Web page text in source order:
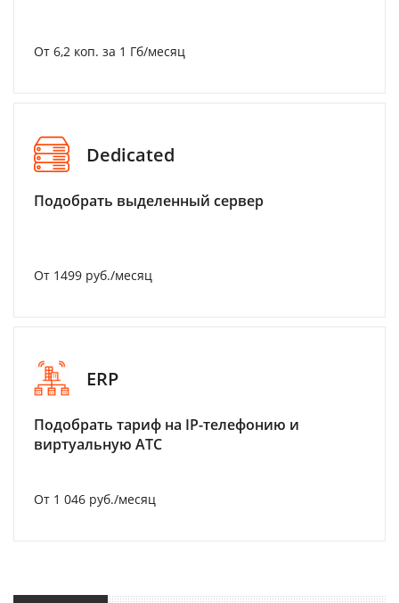
От 6,2 коп. за 1 Гб/месяц
Dedicated
Подобрать выделенный сервер
От 1499 руб./месяц
ERP
Подобрать тариф на IP-телефонию и
виртуальную АТС
От 1 046 руб./месяц